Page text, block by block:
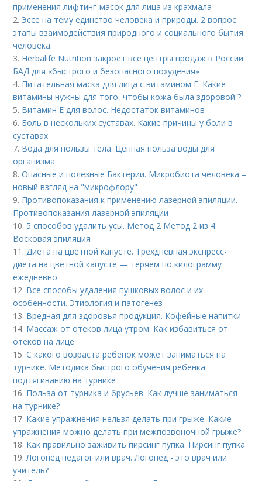
применения лифтинг-масок для лица из крахмала
2. Эссе на тему единство человека и природы. 2 вопрос:
этапы взаимодействия природного и социального бытия
человека.
3. Herbalife Nutrition закроет все центры продаж в России.
БАД для «быстрого и безопасного похудения»
4. Питательная маска для лица с витамином Е. Какие
витамины нужны для того, чтобы кожа была здоровой ?
5. Витамин Е для волос. Недостаток витаминов
6. Боль в нескольких суставах. Какие причины у боли в
суставах
7. Вода для пользы тела. Ценная польза воды для
организма
8.Опасные и полезные Бактерии. Микробиота человека –
новый взгляд на "микрофлору"
9. Противопоказания к применению лазерной эпиляции.
Противопоказания лазерной эпиляции
10. 5 способов удалить усы. Метод 2 Метод 2 из 4:
Восковая эпиляция
11.Диета на цветной капусте. Трехдневная экспресс-
диета на цветной капусте — теряем по килограмму
ежедневно
12. Все способы удаления пушковых волос и их
особенности. Этиология и патогенез
13. Вредная для здоровья продукция. Кофейные напитки
14. Массаж от отеков лица утром. Как избавиться от
отеков на лице
15.С какого возраста ребенок может заниматься на
турнике. Методика быстрого обучения ребенка
подтягиванию на турнике
16. Польза от турника и брусьев. Как лучше заниматься
на турнике?
17. Какие упражнения нельзя делать при грыже. Какие
упражнения можно делать при межпозвоночной грыже?
18. Как правильно заживить пирсинг пупка. Пирсинг пупка
19.Логопед педагог или врач. Логопед - это врач или
учитель?